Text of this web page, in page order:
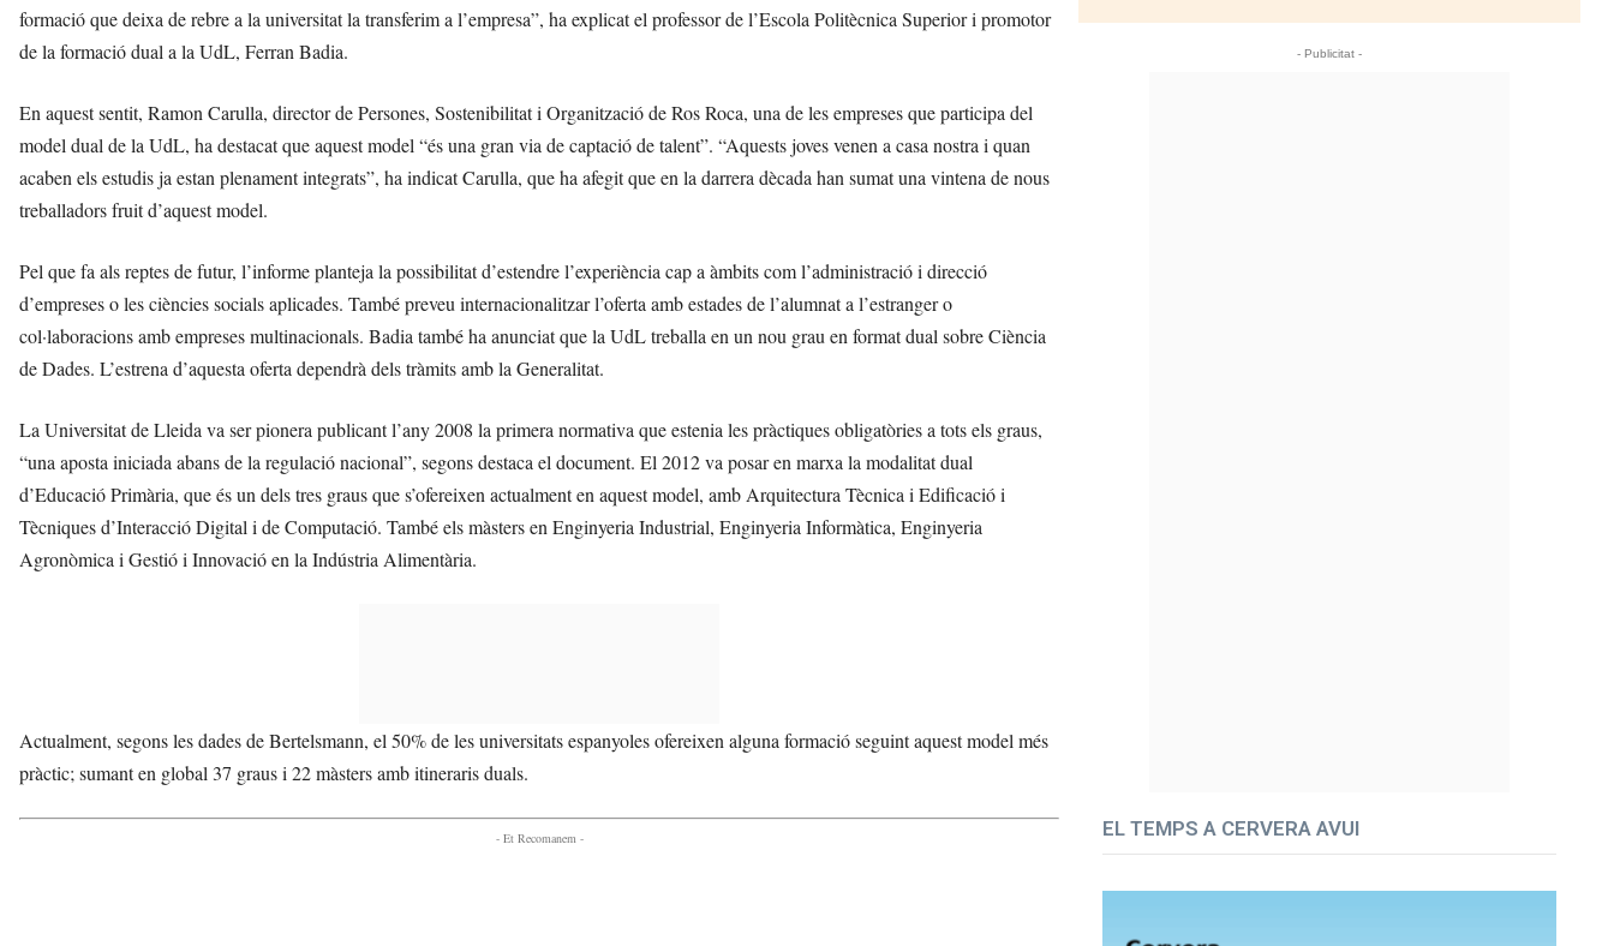
formació que deixa de rebre a la universitat la transferim a l’empresa”, ha explicat el professor de l’Escola Politècnica Superior i promotor
de la formació dual a la UdL, Ferran Badia.
En aquest sentit, Ramon Carulla, director de Persones, Sostenibilitat i Organització de Ros Roca, una de les empreses que participa del
model dual de la UdL, ha destacat que aquest model “és una gran via de captació de talent”. “Aquests joves venen a casa nostra i quan
acaben els estudis ja estan plenament integrats”, ha indicat Carulla, que ha afegit que en la darrera dècada han sumat una vintena de nous
treballadors fruit d’aquest model.
Pel que fa als reptes de futur, l’informe planteja la possibilitat d’estendre l’experiència cap a àmbits com l’administració i direcció
d’empreses o les ciències socials aplicades. També preveu internacionalitzar l’oferta amb estades de l’alumnat a l’estranger o
col·laboracions amb empreses multinacionals. Badia també ha anunciat que la UdL treballa en un nou grau en format dual sobre Ciència
de Dades. L’estrena d’aquesta oferta dependrà dels tràmits amb la Generalitat.
La Universitat de Lleida va ser pionera publicant l’any 2008 la primera normativa que estenia les pràctiques obligatòries a tots els graus,
“una aposta iniciada abans de la regulació nacional”, segons destaca el document. El 2012 va posar en marxa la modalitat dual
d’Educació Primària, que és un dels tres graus que s’ofereixen actualment en aquest model, amb Arquitectura Tècnica i Edificació i
Tècniques d’Interacció Digital i de Computació. També els màsters en Enginyeria Industrial, Enginyeria Informàtica, Enginyeria
Agronòmica i Gestió i Innovació en la Indústria Alimentària.
Actualment, segons les dades de Bertelsmann, el 50% de les universitats espanyoles ofereixen alguna formació seguint aquest model més
pràctic; sumant en global 37 graus i 22 màsters amb itineraris duals.
- Et Recomanem -
- Publicitat -
EL TEMPS A CERVERA AVUI